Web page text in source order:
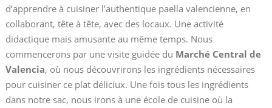
d’apprendre à cuisiner l’authentique paella valencienne, en
collaborant, tête à tête, avec des locaux. Une activité
didactique mais amusante au même temps. Nous
commencerons par une visite guidée du Marché Central de
Valencia, où nous découvrirons les ingrédients nécessaires
pour cuisiner ce plat déliciux. Une fois tous les ingrédients
dans notre sac, nous irons à une école de cuisine où la